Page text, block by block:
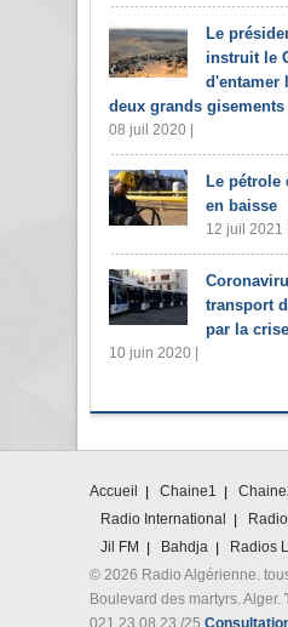
Le
instruit le
d'entamer
deux grands
08 juil 2020 |
Le pétrole
en baisse
12 juil 2021 |
transport
par la crise
10 juin 2020 |
Accueil Chaine1
Radio International
Jil FM
Bahdja
Radios
© 2026 Radio Algérienne.
Boulevard des martyrs. Alger.